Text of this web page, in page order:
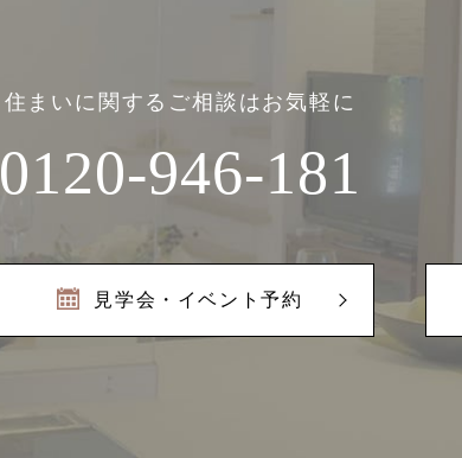
住まいに関するご相談はお気軽に
0120-946-181
見学会・イベント予約